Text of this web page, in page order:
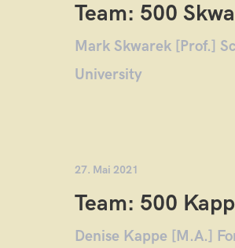
Team: 500
Mark Skwarek [Prof.]
University
27. Mai 2021
Team: 500
Denise Kappe [M.A.]